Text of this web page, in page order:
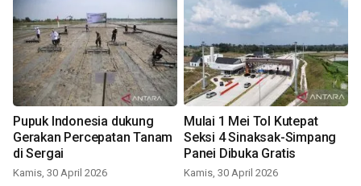
Pupuk Indonesia dukung
Gerakan Percepatan Tanam
di Sergai
Kamis, 30 April 2026
Mulai 1 Mei Tol Kutepat
Seksi 4 Sinaksak-Simpang
Panei Dibuka Gratis
Kamis, 30 April 2026